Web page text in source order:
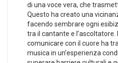
‌di una voce vera, che
Questo ha creato una
⁣facendo sembrare ogni
tra il cantante e l’ascoltatore.
comunicare con il cuore ha
musica in un’esperienza